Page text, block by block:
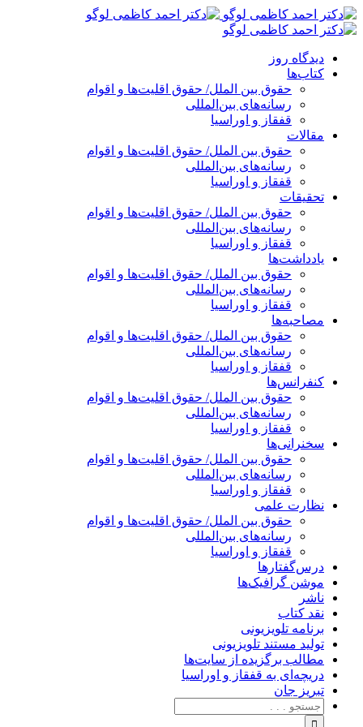
پرش
به
دیدگاه روز
کتاب‌ها
حقوق بین الملل/ حقوق اقلیت‌ها و اقوام
رسانه‌های بین‌المللی
قفقاز و اوراسیا
مقالات
حقوق بین الملل/ حقوق اقلیت‌ها و اقوام
رسانه‌های بین‌المللی
قفقاز و اوراسیا
تحقیقات
حقوق بین الملل/ حقوق اقلیت‌ها و اقوام
رسانه‌های بین‌المللی
قفقاز و اوراسیا
یادداشت‌ها
حقوق بین الملل/ حقوق اقلیت‌ها و اقوام
رسانه‌های بین‌المللی
قفقاز و اوراسیا
مصاحبه‌ها
حقوق بین الملل/ حقوق اقلیت‌ها و اقوام
رسانه‌های بین‌المللی
قفقاز و اوراسیا
کنفرانس‌ها
حقوق بین الملل/ حقوق اقلیت‌ها و اقوام
رسانه‌های بین‌المللی
قفقاز و اوراسیا
سخنرانی‌ها
حقوق بین الملل/ حقوق اقلیت‌ها و اقوام
رسانه‌های بین‌المللی
قفقاز و اوراسیا
نظارت علمی
حقوق بین الملل/ حقوق اقلیت‌ها و اقوام
رسانه‌های بین‌المللی
قفقاز و اوراسیا
درس‌گفتارها
موشن گرافیک‌ها
ناشر
نقد کتاب
برنامه‌ تلویزیونی
تولید مستند تلویزیونی
مطالب برگزیده از سایت‌ها
دریچه‌ای به قفقاز و اوراسیا
تبریزِ جان
جستجو
برای: